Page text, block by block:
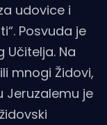
udovice i
Posvuda je
Učitelja. Na
mnogi Židovi,
Jeruzalemu je